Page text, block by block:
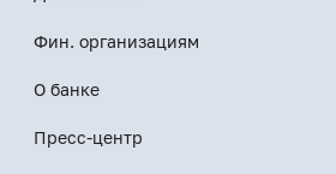
Фин. организациям
О банке
Пресс-центр